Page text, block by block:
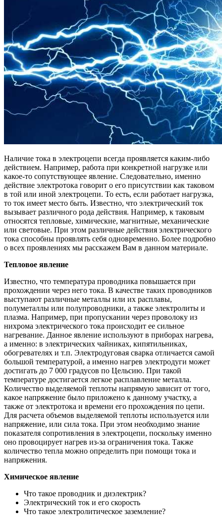
Наличие тока в электроцепи всегда проявляется каким-либо
действием. Например, работа при конкретной нагрузке или
какое-то сопутствующее явление. Следовательно, именно
действие электротока говорит о его присутствии как таковом
в той или иной электроцепи. То есть, если работает нагрузка,
то ток имеет место быть. Известно, что электрический ток
вызывает различного рода действия. Например, к таковым
относятся тепловые, химические, магнитные, механические
или световые. При этом различные действия электрического
тока способны проявлять себя одновременно. Более подробно
о всех проявлениях мы расскажем Вам в данном материале.
Тепловое явление
Известно, что температура проводника повышается при
прохождении через него тока. В качестве таких проводников
выступают различные металлы или их расплавы,
полуметаллы или полупроводники, а также электролиты и
плазма. Например, при пропускании через проволоку из
нихрома электрического тока происходит ее сильное
нагревание. Данное явление используют в приборах нагрева,
а именно: в электрических чайниках, кипятильниках,
обогревателях и т.п. Электродуговая сварка отличается самой
большой температурой, а именно нагрев электродуги может
достигать до 7 000 градусов по Цельсию. При такой
температуре достигается легкое расплавление металла.
Количество выделяемой теплоты напрямую зависит от того,
какое напряжение было приложено к данному участку, а
также от электротока и времени его прохождения по цепи.
Для расчета объемов выделяемой теплоты используется или
напряжение, или сила тока. При этом необходимо знание
показателя сопротивления в электроцепи, поскольку именно
оно провоцирует нагрев из-за ограничения тока. Также
количество тепла можно определить при помощи тока и
напряжения.
Химическое явление
Что такое проводник и диэлектрик?
Электрический ток и его скорость
Что такое электролитическое заземление?